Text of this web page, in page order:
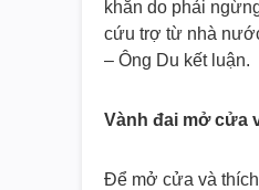
khăn do phải
cứu trợ từ nhà
– Ông Du kết luận.
Vành đai mở cửa
Để mở cửa và